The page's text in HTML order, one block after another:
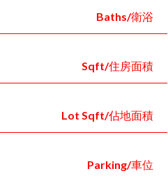
Baths/衛浴
Sqft/住房面積
Lot Sqft/佔地面積
Parking/車位